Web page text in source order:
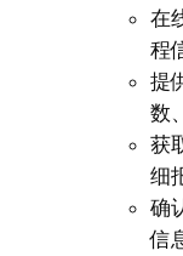
在
程
提
数
获
细
确
信